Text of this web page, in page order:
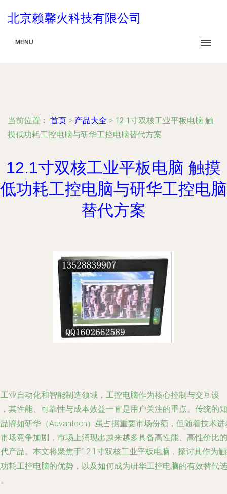
北京赖馨火科技有限公司
MENU
当前位置： 首页 > 产品大全 > 12.1寸双核工业平板电脑 触
摸低功耗工控电脑与研华工控电脑替代方案
12.1寸双核工业平板电脑 触摸
低功耗工控电脑与研华工控电脑
替代方案
业自动化和智能制造领域，工控电脑作为核心控制与交互设
其性能、可靠性与成本效益一直是用户关注的重点。传统的知
牌如研华（Advantech）虽占据重要市场份额，但随着技术进
场竞争加剧，市场上涌现出越来越多具备高性能、高性价比的
产品。本文将聚焦于12.1寸双核工业平板电脑，探讨其作为
耗工控电脑的优势，以及如何成为研华工控电脑的有效替代选